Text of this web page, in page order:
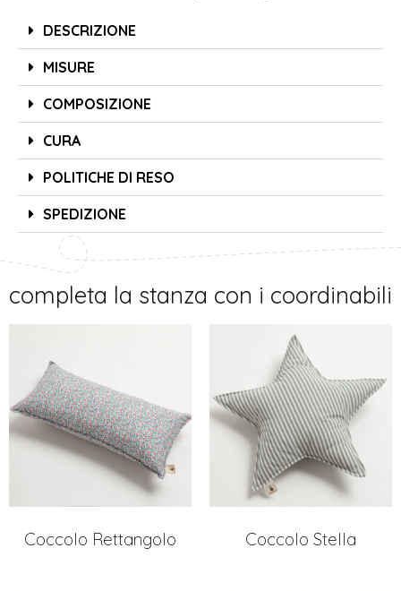
DESCRIZIONE
MISURE
COMPOSIZIONE
CURA
POLITICHE DI RESO
SPEDIZIONE
completa la stanza con i coordinabili
Coccolo Rettangolo Coccolo Stella